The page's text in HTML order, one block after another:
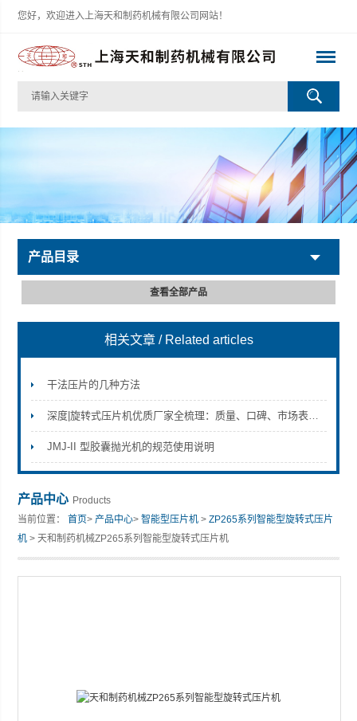
您好，欢迎进入上海天和制药机械有限公司网站！
上海天和制药机械有限公司
产品目录
查看全部产品
相关文章 / Related articles
干法压片的几种方法
深度|旋转式压片机优质厂家全梳理：质量、口碑、市场表现三维度解析
JMJ-II 型胶囊抛光机的规范使用说明
产品中心 Products
当前位置：首页>产品中心>智能型压片机 >ZP265系列智能型旋转式压片
机 > 天和制药机械ZP265系列智能型旋转式压片机